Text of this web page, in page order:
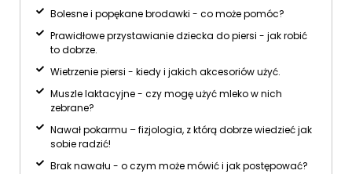
Bolesne i popękane brodawki - co może pomóc?
Prawidłowe przystawianie dziecka do piersi - jak robić
to dobrze.
Wietrzenie piersi - kiedy i jakich akcesoriów użyć.
Muszle laktacyjne - czy mogę użyć mleko w nich
zebrane?
Nawał pokarmu – fizjologia, z którą dobrze wiedzieć jak
sobie radzić!
Brak nawału - o czym może mówić i jak postępować?